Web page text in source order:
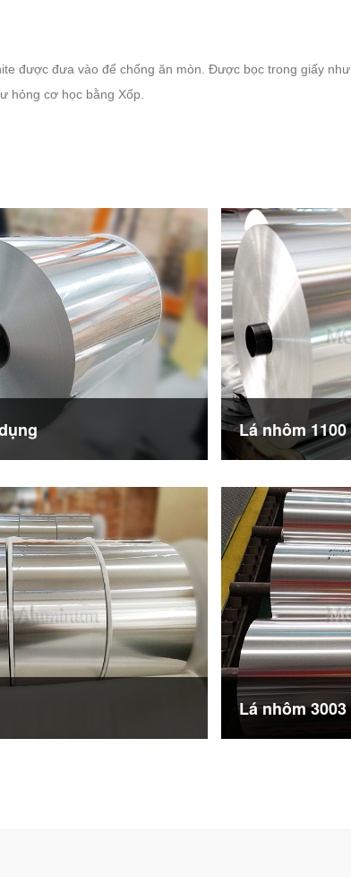
được đưa vào để chống ăn mòn. Được bọc trong giấy
hỏng cơ học bằng Xốp.
Lá nhôm 1100
Lá nhôm 3003